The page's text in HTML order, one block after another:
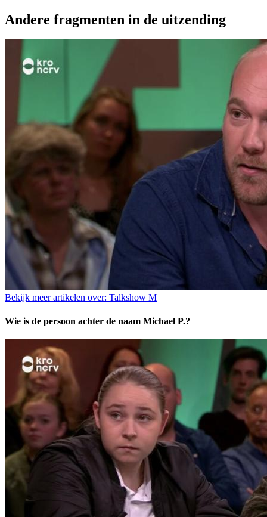
Andere fragmenten in de uitzending
Bekijk meer artikelen over: Talkshow M
Wie is de persoon achter de naam Michael P.?